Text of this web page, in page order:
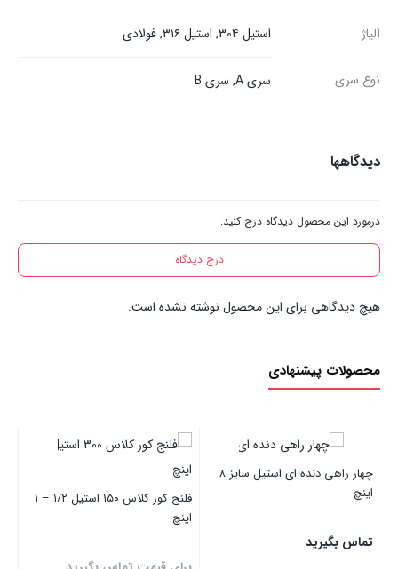
آلیاژ استیل ۳۰۴, استیل ۳۱۶, فولادی
نوع سری سری A, سری B
دیدگاهها
درمورد این محصول دیدگاه درج کنید.
درج دیدگاه
هیچ دیدگاهی برای این محصول نوشته نشده است.
محصولات پیشنهادی
چهار راهی دنده ای استیل سایز ۸
اینچ
تماس بگیرید
فلنج کور کلاس ۱۵۰ استیل ۱/۲ – ۱
اینچ